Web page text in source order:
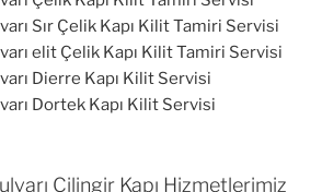
Sır Çelik Kapı Kilit Tamiri Servisi
elit Çelik Kapı Kilit Tamiri Servisi
Dierre Kapı Kilit Servisi
Dortek Kapı Kilit Servisi
Çilingir Kapı Hizmetlerimiz